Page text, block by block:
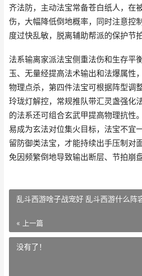
齐法防，主动法宝常备苍白纸人，在
伤，大幅降低倒地概率，同时注意控
度过快乱敏，脱离辅助帮派的保护节拍
法系输离家派法宝侧重法伤和生存平
玉、无量经提高法术输出和法爆属性
物理点杀，第四件法宝可根据阵型调
玲珑灯解控，常规推队带汇灵盏强化
的法系还可组合玄武甲提高物理抗性
易成为玄法对位集火目标，法宝不宜
留防御类法宝，才能持续出手压制对
免因频繁倒地导致输出断层、节拍崩盘
乱斗西游啥子战宠好 乱斗西游什么阵
« 上一篇
没有了！